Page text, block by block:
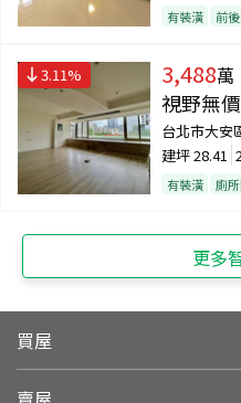
有裝潢 前
3.11% 3,488萬
視野無
台北市大安
建坪28.41
有裝潢 廁
更多
買屋